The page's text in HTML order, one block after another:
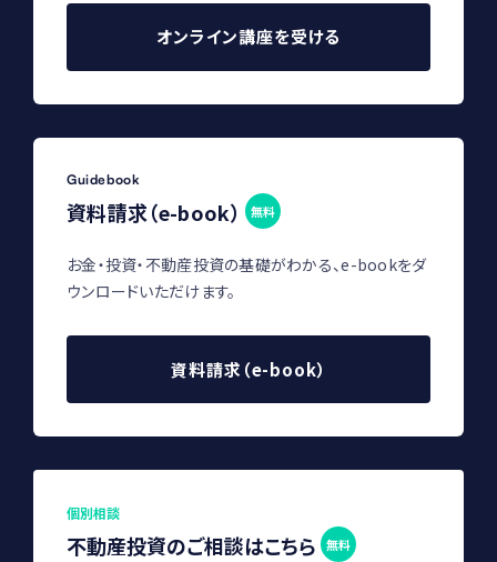
オンライン講座を受ける
Guidebook
資料請求（e-book） 無料
お金・投資・不動産投資の基礎がわかる、e-bookをダ
ウンロードいただけます。
資料請求（e-book）
個別相談
不動産投資のご相談はこちら 無料